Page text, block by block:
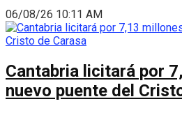
06/08/26 10:11 AM
Cantabria licitará por
nuevo puente del